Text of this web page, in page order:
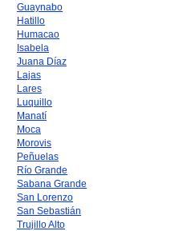
Guaynabo
Hatillo
Humacao
Isabela
Juana Díaz
Lajas
Lares
Luquillo
Manatí
Moca
Morovis
Peñuelas
Río Grande
Sabana Grande
San Lorenzo
San Sebastián
Trujillo Alto